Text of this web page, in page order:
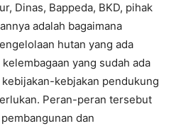
Dinas, Bappeda, BKD, pihak
adalah bagaimana
hutan yang ada
yang sudah ada
kebjakan pendukung
Peran-peran tersebut
dan